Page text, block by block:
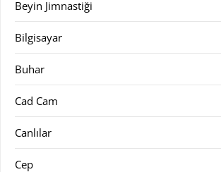
Beyin Jimnastiği
Bilgisayar
Buhar
Cad Cam
Canlılar
Cep